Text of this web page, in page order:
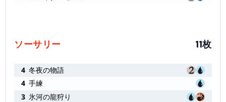
ソーサリー 11枚
4 冬夜の物語
4 手練
3 氷河の龍狩り